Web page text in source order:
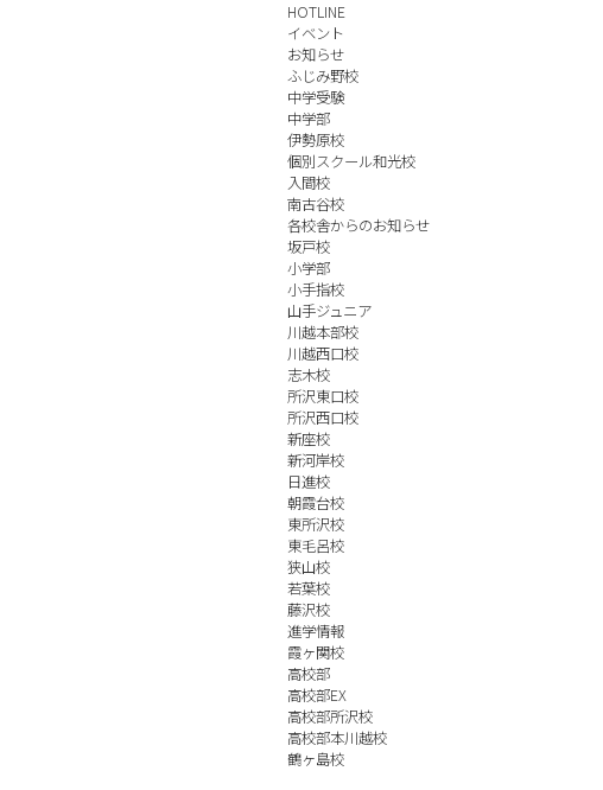
HOTLINE
イベント
お知らせ
ふじみ野校
中学受験
中学部
伊勢原校
個別スクール和光校
入間校
南古谷校
各校舎からのお知らせ
坂戸校
小学部
小手指校
山手ジュニア
川越本部校
川越西口校
志木校
所沢東口校
所沢西口校
新座校
新河岸校
日進校
朝霞台校
東所沢校
東毛呂校
狭山校
若葉校
藤沢校
進学情報
霞ヶ関校
高校部
高校部EX
高校部所沢校
高校部本川越校
鶴ヶ島校